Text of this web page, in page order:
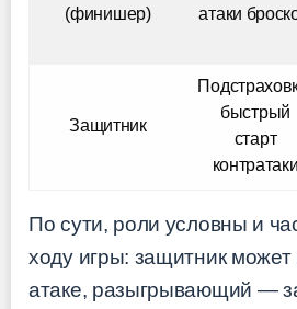
(финишер)
атаки
Защитник
быстрый
старт
контратаки
По сути, роли условны и
ходу игры: защитник может
атаке, разыгрывающий —